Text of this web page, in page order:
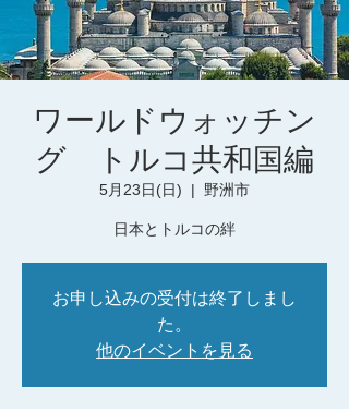
ワールドウォッチン
グ トルコ共和国編
5月23日(日)
  |
野洲市
日本とトルコの絆
お申し込みの受付は終了しまし
た。
他のイベントを見る